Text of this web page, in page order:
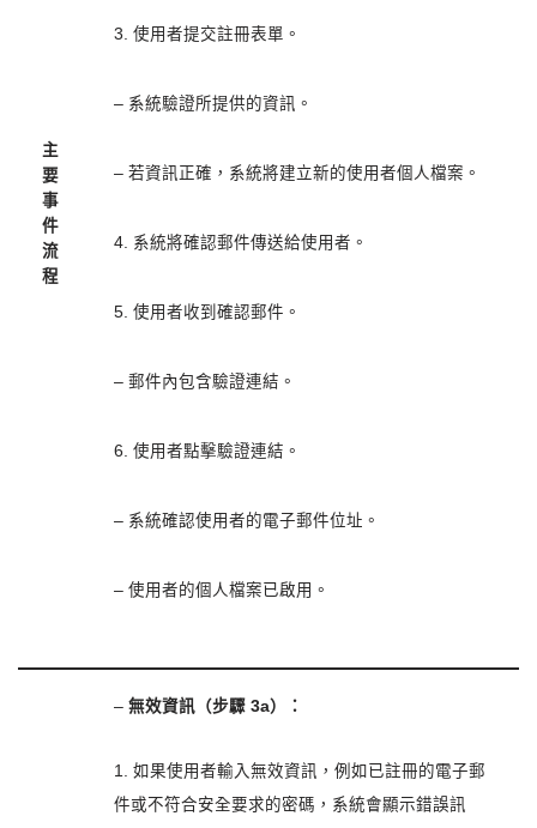
主
要
事
件
流
程
3. 使用者提交註冊表單。
– 系統驗證所提供的資訊。
– 若資訊正確，系統將建立新的使用者個人檔案。
4. 系統將確認郵件傳送給使用者。
5. 使用者收到確認郵件。
– 郵件內包含驗證連結。
6. 使用者點擊驗證連結。
– 系統確認使用者的電子郵件位址。
– 使用者的個人檔案已啟用。
– 無效資訊（步驟 3a）：
1. 如果使用者輸入無效資訊，例如已註冊的電子郵
件或不符合安全要求的密碼，系統會顯示錯誤訊